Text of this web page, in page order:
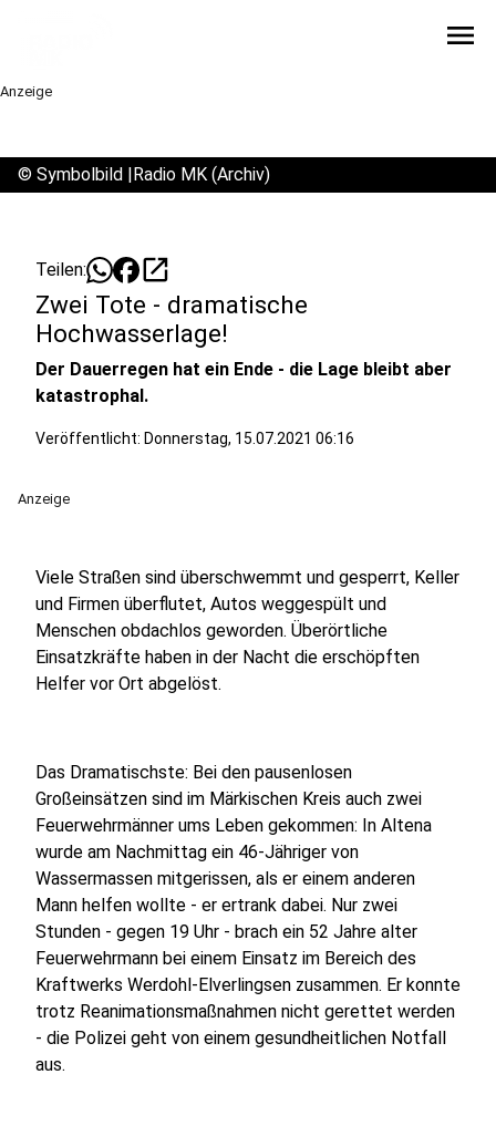
menu
Anzeige
© Symbolbild |Radio MK (Archiv)
Teilen: open_in_new
Zwei Tote - dramatische
Hochwasserlage!
Der Dauerregen hat ein Ende - die Lage bleibt aber
katastrophal.
Veröffentlicht: Donnerstag, 15.07.2021 06:16
Anzeige
Viele Straßen sind überschwemmt und gesperrt, Keller
und Firmen überflutet, Autos weggespült und
Menschen obdachlos geworden. Überörtliche
Einsatzkräfte haben in der Nacht die erschöpften
Helfer vor Ort abgelöst.
Das Dramatischste: Bei den pausenlosen
Großeinsätzen sind im Märkischen Kreis auch zwei
Feuerwehrmänner ums Leben gekommen: In Altena
wurde am Nachmittag ein 46-Jähriger von
Wassermassen mitgerissen, als er einem anderen
Mann helfen wollte - er ertrank dabei. Nur zwei
Stunden - gegen 19 Uhr - brach ein 52 Jahre alter
Feuerwehrmann bei einem Einsatz im Bereich des
Kraftwerks Werdohl-Elverlingsen zusammen. Er konnte
trotz Reanimationsmaßnahmen nicht gerettet werden
- die Polizei geht von einem gesundheitlichen Notfall
aus.